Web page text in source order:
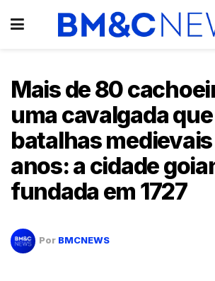
Mais de 80
uma cavalgada
batalhas
anos: a cidade
fundada em 1727
Por BMCNEWS